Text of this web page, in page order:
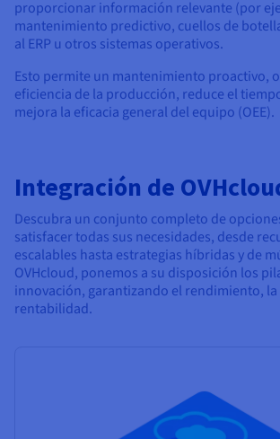
proporcionar información relevante (por
mantenimiento predictivo, cuellos de
al ERP u otros sistemas operativos.
Esto permite un mantenimiento proactivo,
eficiencia de la producción, reduce el
mejora la eficacia general del equipo (OEE).
Integración de
Descubra un conjunto completo de
satisfacer todas sus necesidades, desde
escalables hasta estrategias híbridas y de
OVHcloud, ponemos a su disposición los
innovación, garantizando el rendimiento, la
rentabilidad.